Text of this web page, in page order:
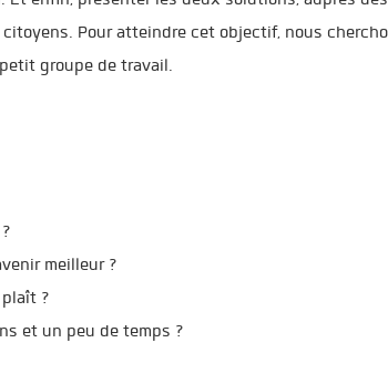
Pour atteindre cet objectif, nous
groupe de travail.
meilleur ?
?
et un peu de temps ?